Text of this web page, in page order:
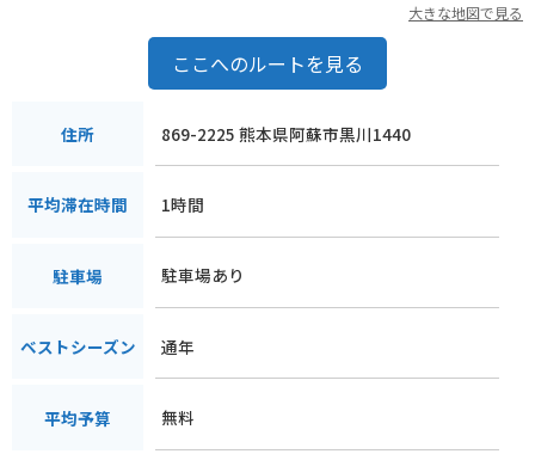
大きな地図で見る
ここへのルートを見る
住所 869-2225 熊本県阿蘇市黒川1440
平均滞在時間 1時間
駐車場 駐車場あり
ベストシーズン 通年
平均予算 無料